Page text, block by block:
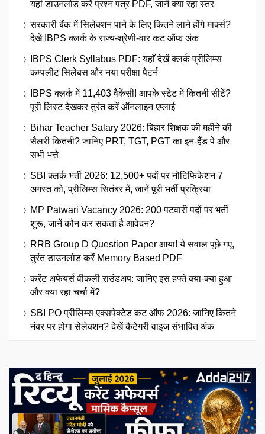
यहां डाउनलोड करें प्रश्न पत्र PDF, जानें क्या रहा स्तर
सरकारी बैंक में सिलेक्शन पाने के लिए कितने लाने होंगे मार्क्स?
देखें IBPS क्लर्क के राज्य-श्रेणी-वार कट ऑफ अंक
IBPS Clerk Syllabus PDF: यहाँ देखें क्लर्क प्रीलिम्स
कम्पलीट सिलेबस और नया परीक्षा पैटर्न
IBPS क्लर्क में 11,403 वैकेंसी! आपके स्टेट में कितनी सीटें?
पूरी लिस्ट देखकर तुरंत करें ऑनलाइन एप्लाई
Bihar Teacher Salary 2026: बिहार शिक्षक की महीने की
सैलरी कितनी? जानिए PRT, TGT, PGT का इन-हैंड पे और
सभी भत्ते
SBI क्लर्क भर्ती 2026: 12,500+ पदों पर नोटिफिकेशन 7
अगस्त को, प्रीलिम्स सितंबर में, जानें पूरी भर्ती प्रक्रिया
MP Patwari Vacancy 2026: 200 पटवारी पदों पर भर्ती
शुरू, जानें कौन कर सकता है आवेदन?
RRB Group D Question Paper आया! ये सवाल पूछे गए,
तुरंत डाउनलोड करें Memory Based PDF
करेंट अफेयर्स वीकली राउंडअप: जानिए इस हफ्ते क्या-क्या हुआ
और क्या रहा चर्चा में?
SBI PO प्रीलिम्स एक्सपेक्टेड कट ऑफ 2026: जानिए कितने
नंबर पर होगा सेलेक्शन? देखें कैटेगरी वाइज संभावित अंक